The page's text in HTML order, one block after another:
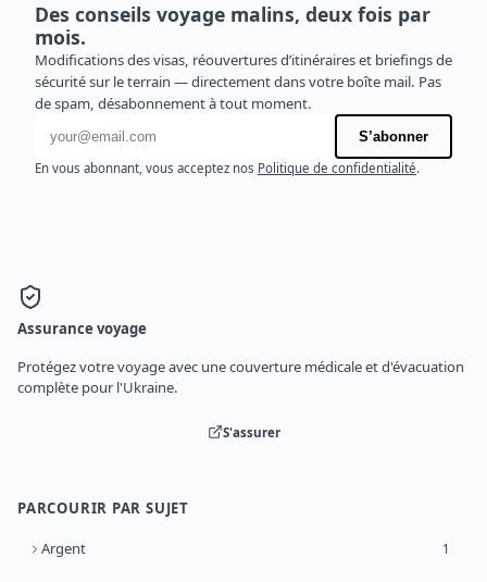
Des conseils voyage malins, deux fois par
mois.
Modifications des visas, réouvertures d’itinéraires et briefings de
sécurité sur le terrain — directement dans votre boîte mail. Pas
de spam, désabonnement à tout moment.
Adresse e-mail
S’abonner
En vous abonnant, vous acceptez nos Politique de confidentialité.
Assurance voyage
Protégez votre voyage avec une couverture médicale et d'évacuation
complète pour l'Ukraine.
S'assurer
PARCOURIR PAR SUJET
Argent 1